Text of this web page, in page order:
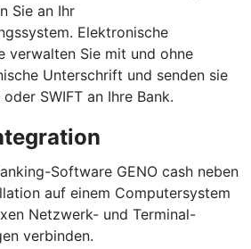
Sie an Ihr
Elektronische
verwalten Sie mit und ohne
Unterschrift und senden sie
oder SWIFT an Ihre Bank.
Software GENO cash neben
auf einem Computersystem
Netzwerk- und Terminal-
verbinden.